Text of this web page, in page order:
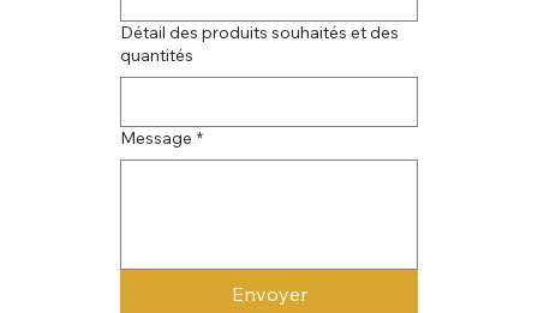
Détail des produits souhaités et des
quantités
Message *
Envoyer